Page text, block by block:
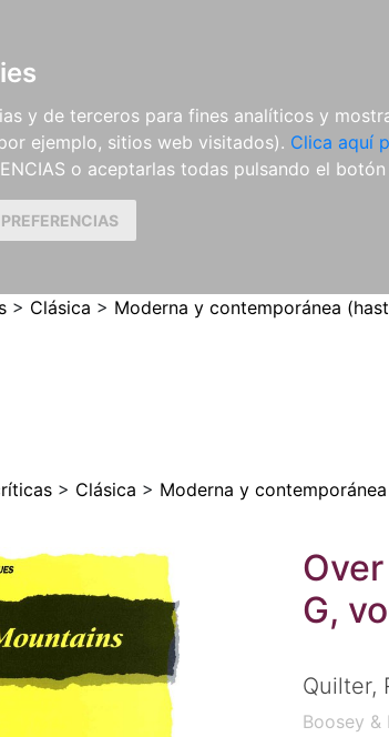
y de terceros para fines analíticos y
ejemplo, sitios web visitados). Clica aquí
o aceptarlas todas pulsando el botón
PARTITURAS Y EDICIONES
CRÍTICAS
> Clásica > Moderna y contemporánea
> Clásica > Moderna y
G,
Quilter,
Boosey &